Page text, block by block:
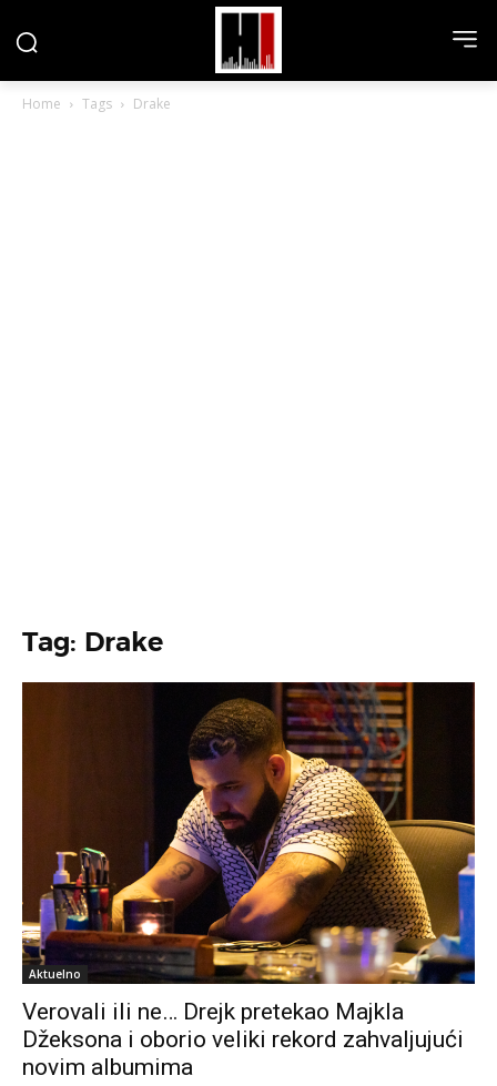
Home Tags Drake
Tag: Drake
Aktuelno
Verovali ili ne… Drejk pretekao Majkla
Džeksona i oborio veliki rekord zahvaljujući
novim albumima